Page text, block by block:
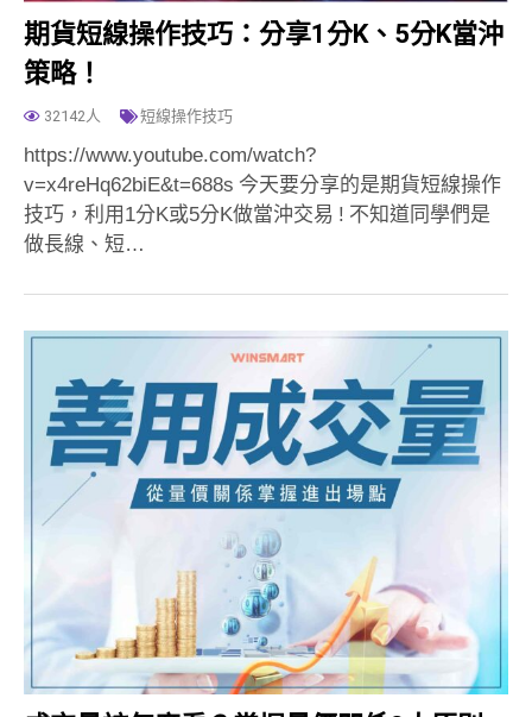
期貨短線操作技巧：分享1分K、5分K當沖
策略！
32142人 短線操作技巧
https://www.youtube.com/watch?
v=x4reHq62biE&t=688s 今天要分享的是期貨短線操作
技巧，利用1分K或5分K做當沖交易 ! 不知道同學們是
做長線、短…